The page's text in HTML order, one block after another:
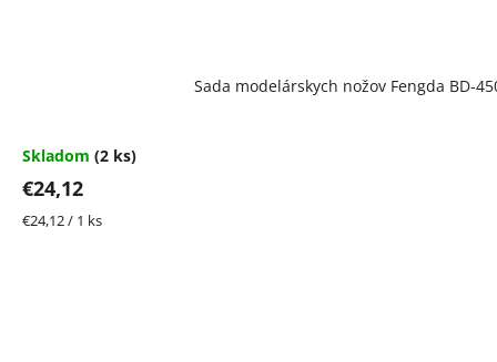
Sada modelárskych nožov Fengda BD-
Skladom (2 ks)
€24,12
Jednotková
€24,12 / 1 ks